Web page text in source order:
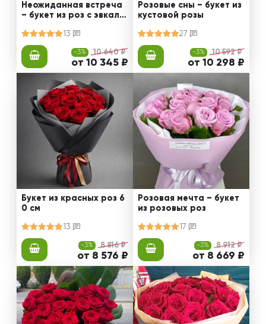
Неожиданная встреча
– букет из роз с эвкали
13
-3% 10 640 ₽
от 10 345 ₽
Розовые сны – букет из
кустовой розы
27
-3% 10 592 ₽
от 10 298 ₽
Букет из красных роз 6
0 см
13
-3% 8 816 ₽
от 8 576 ₽
Розовая мечта – букет
из розовых роз
17
-3% 8 912 ₽
от 8 669 ₽